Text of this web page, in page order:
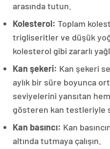
arasında tutun.
Kolesterol: Toplam
trigliseritler ve düşük
kolesterol gibi zararlı
Kan şekeri: Kan şekeri
aylık bir süre boyunca
seviyelerini yansıtan
gösteren kan testleriyle
Kan basıncı: Kan
altında tutmaya çalışın.